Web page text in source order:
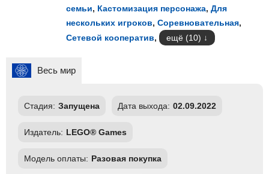
семьи, Кастомизация персонажа, Для
нескольких игроков, Соревновательная,
Сетевой кооператив, ещё (10)
Весь мир
Стадия: Запущена Дата выхода: 02.09.2022
Издатель: LEGO® Games
Модель оплаты: Разовая покупка